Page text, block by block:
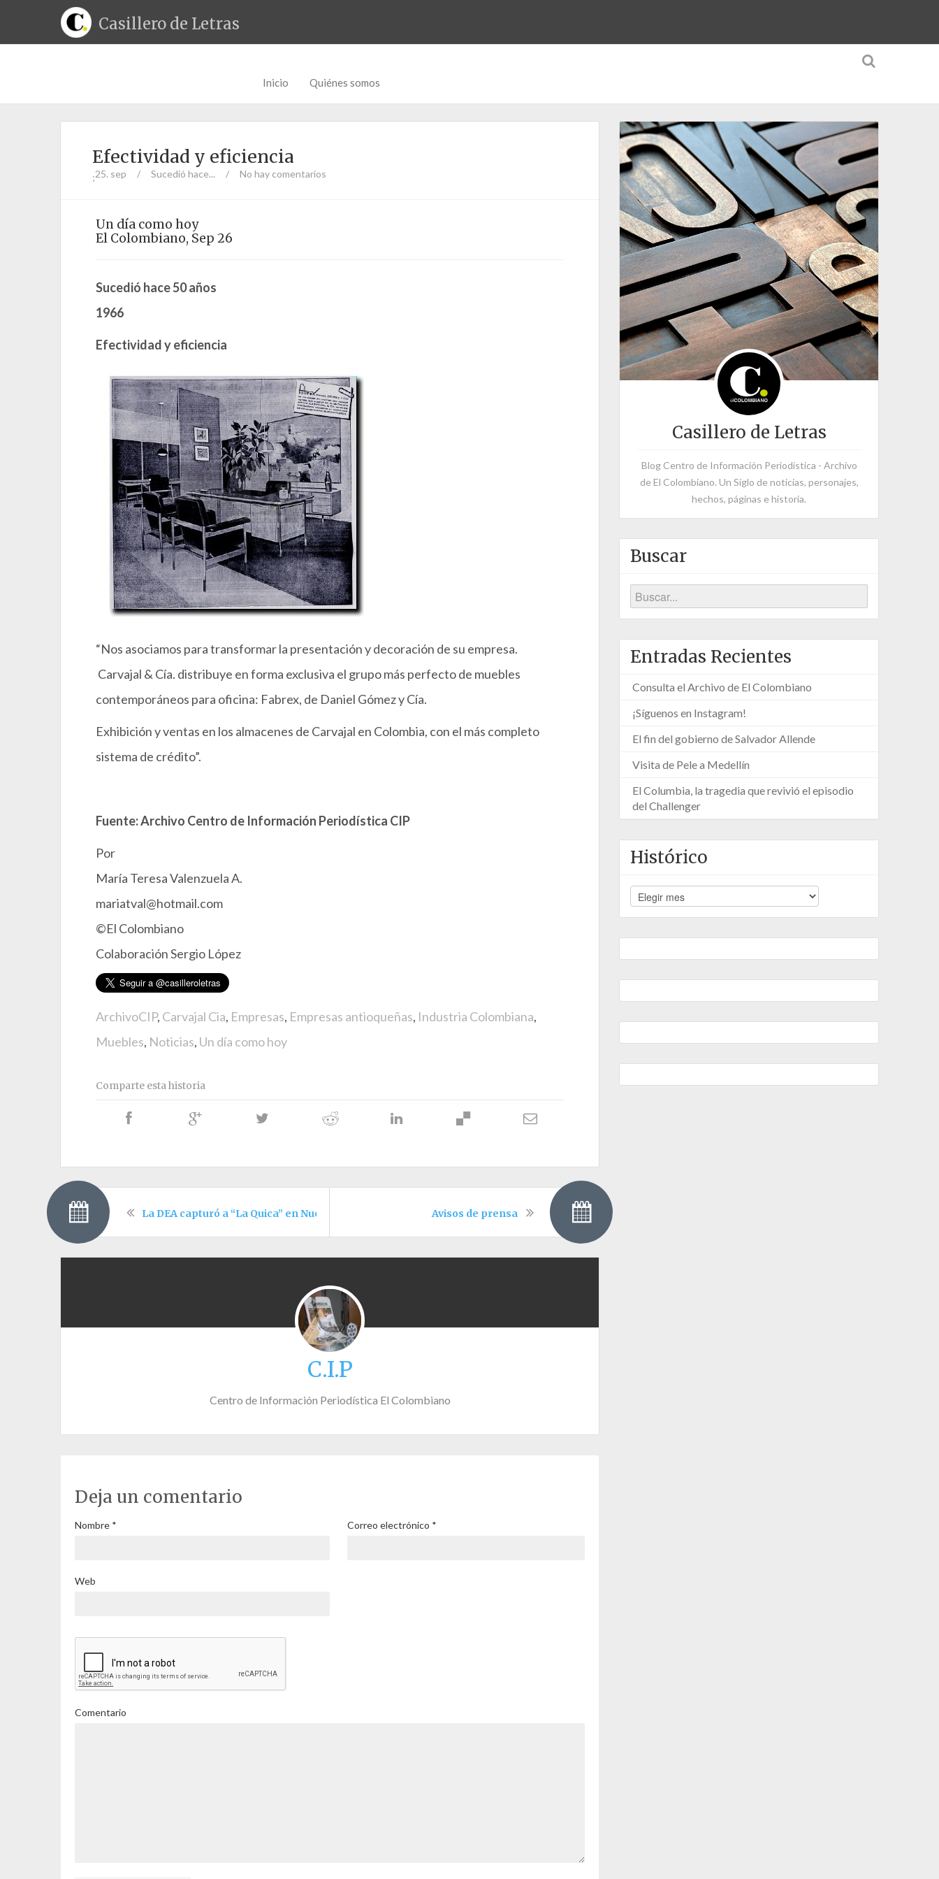
Casillero de Letras
Inicio Quiénes somos
Efectividad y eficiencia
;25. sep / Sucedió hace... / No hay comentarios
Un día como hoy
El Colombiano, Sep 26
Sucedió hace 50 años
1966
Efectividad y eficiencia
“Nos asociamos para transformar la presentación y decoración de su empresa.
Carvajal & Cía. distribuye en forma exclusiva el grupo más perfecto de muebles
contemporáneos para oficina: Fabrex, de Daniel Gómez y Cía.
Exhibición y ventas en los almacenes de Carvajal en Colombia, con el más completo
sistema de crédito”.
Fuente: Archivo Centro de Información Periodística CIP
Por
María Teresa Valenzuela A.
mariatval@hotmail.com
©El Colombiano
Colaboración Sergio López
ArchivoCIP, Carvajal Cia, Empresas, Empresas antioqueñas, Industria Colombiana,
Muebles, Noticias, Un día como hoy
Comparte esta historia
La DEA capturó a “La Quica” en Nueva York Avisos de prensa
C.I.P
Centro de Información Periodística El Colombiano
Deja un comentario
Nombre * Correo electrónico *
Web
Comentario
Casillero de Letras
Blog Centro de Información Periodística - Archivo
de El Colombiano. Un Siglo de noticias, personajes,
hechos, páginas e historia.
Buscar
Entradas Recientes
Consulta el Archivo de El Colombiano
¡Síguenos en Instagram!
El fin del gobierno de Salvador Allende
Visita de Pele a Medellín
El Columbia, la tragedia que revivió el episodio
del Challenger
Histórico